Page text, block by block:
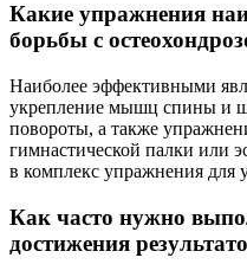
Какие упражнения
борьбы с
Наиболее эффективными
укрепление мышц спины и
повороты, а также
гимнастической палки или
в комплекс упражнения для
Как часто нужно
достижения